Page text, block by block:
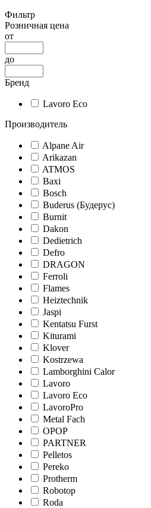
Фильтр
Розничная цена
от
до
Бренд
Lavoro Eco
Производитель
Alpane Air
Arikazan
ATMOS
Baxi
Bosch
Buderus (Будерус)
Burnit
Dakon
Dedietrich
Defro
DRAGON
Ferroli
Flames
Heiztechnik
Jaspi
Kentatsu Furst
Kiturami
Klover
Kostrzewa
Lamborghini Calor
Lavoro
Lavoro Eco
LavoroPro
Metal Fach
OPOP
PARTNER
Pelletos
Pereko
Protherm
Robotop
Roda